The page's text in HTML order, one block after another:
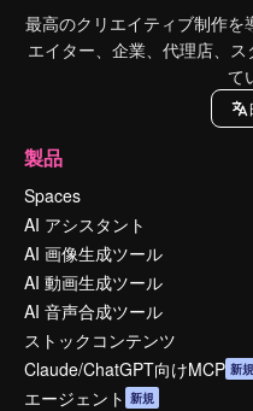
最高のクリエイティブ制作を
エイター、企業、代理店、
て
製品
Spaces
AI アシスタント
AI 画像生成ツール
AI 動画生成ツール
AI 音声合成ツール
ストックコンテンツ
Claude/ChatGPT向けMCP 新規
エージェント 新規